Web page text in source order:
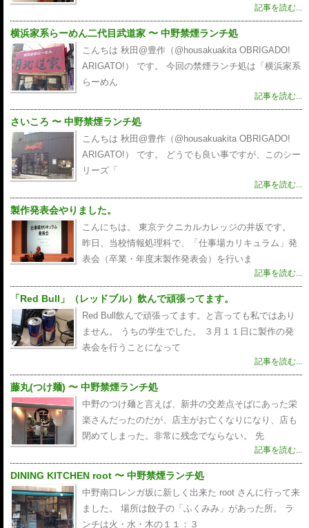
記事を読む...
横浜家系らーめん二代目武道家 〜 中野禁煙ランチ処
こんちは 秋田@豊作（@housakuakita‎ OBRIGADO!
ARIGATO!） です。 今回の禁煙ランチ処は「横浜家系
らーめん
記事を読む...
さいころ 〜 中野禁煙ランチ処
こんちは 秋田@豊作（@housakuakita‎ OBRIGADO!
ARIGATO!） です。 どうでも良い事ですが、このシー
リーズ「
記事を読む...
製作発表会やりました。
こんにちは。 東京テクニカルカレッジの井坂です。
昨日、当校情報処理科で、「仕事場カリキュラム」発
表会（卒業・年度末製作発表会）を行いま
記事を読む...
「Red Bull」（レッドブル）飲んで頑張ってます。
Red Bull飲んで頑張ってます。と言っても私ではあり
ません。 うちの学生でした。 ３月１１日に製作の発
表会を行うことになって
記事を読む...
藤丸(つけ麺) 〜 中野禁煙ランチ処
中野のつけ麺と言えば、新井の交差点そばにあった栄
楽さんだったのだが、店主がお亡くなりになり、店も
閉めてしまった。非常に残念でならない。 先
記事を読む...
DINING KITCHEN root 〜 中野禁煙ランチ処
中野南口レンガ坂に新しく出来た root さんに行って来
ました。 場所は餃子の「ふくみみ」があった所。 ラ
ンチは火・水・木の１１：３